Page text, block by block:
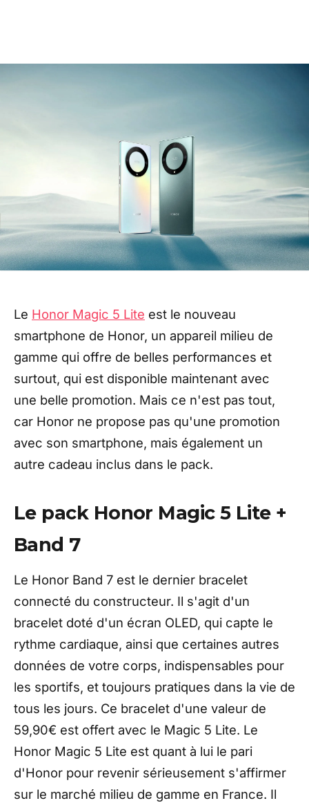
Le Honor Magic 5 Lite est le nouveau
smartphone de Honor, un appareil milieu de
gamme qui offre de belles performances et
surtout, qui est disponible maintenant avec
une belle promotion. Mais ce n'est pas tout,
car Honor ne propose pas qu'une promotion
avec son smartphone, mais également un
autre cadeau inclus dans le pack.
Le pack Honor Magic 5 Lite +
Band 7
Le Honor Band 7 est le dernier bracelet
connecté du constructeur. Il s'agit d'un
bracelet doté d'un écran OLED, qui capte le
rythme cardiaque, ainsi que certaines autres
données de votre corps, indispensables pour
les sportifs, et toujours pratiques dans la vie de
tous les jours. Ce bracelet d'une valeur de
59,90€ est offert avec le Magic 5 Lite. Le
Honor Magic 5 Lite est quant à lui le pari
d'Honor pour revenir sérieusement s'affirmer
sur le marché milieu de gamme en France. Il